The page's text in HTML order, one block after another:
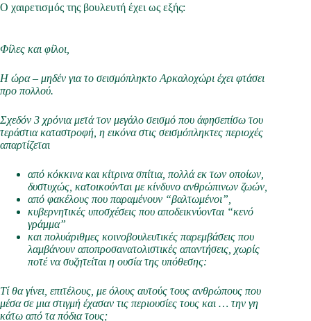
Ο χαιρετισμός της βουλευτή έχει ως εξής:
Φίλες και φίλοι,
Η ώρα – μηδέν για το σεισμόπληκτο Αρκαλοχώρι έχει φτάσει
προ πολλού.
Σχεδόν 3 χρόνια μετά τον μεγάλο σεισμό που άφησεπίσω του
τεράστια καταστροφή, η εικόνα στις σεισμόπληκτες περιοχές
απαρτίζεται
από κόκκινα και κίτρινα σπίτια, πολλά εκ των οποίων,
δυστυχώς, κατοικούνται με κίνδυνο ανθρώπινων ζωών,
από φακέλους που παραμένουν “βαλτωμένοι”,
κυβερνητικές υποσχέσεις που αποδεικνύονται “κενό
γράμμα”
και πολυάριθμες κοινοβουλευτικές παρεμβάσεις που
λαμβάνουν αποπροσανατολιστικές απαντήσεις, χωρίς
ποτέ νασυζητείται η ουσία της υπόθεσης:
Τί θα γίνει, επιτέλους, με όλους αυτούς τους ανθρώπους που
μέσα σε μια στιγμή έχασαν τις περιουσίες τους και … την γη
κάτω από τα πόδια τους;